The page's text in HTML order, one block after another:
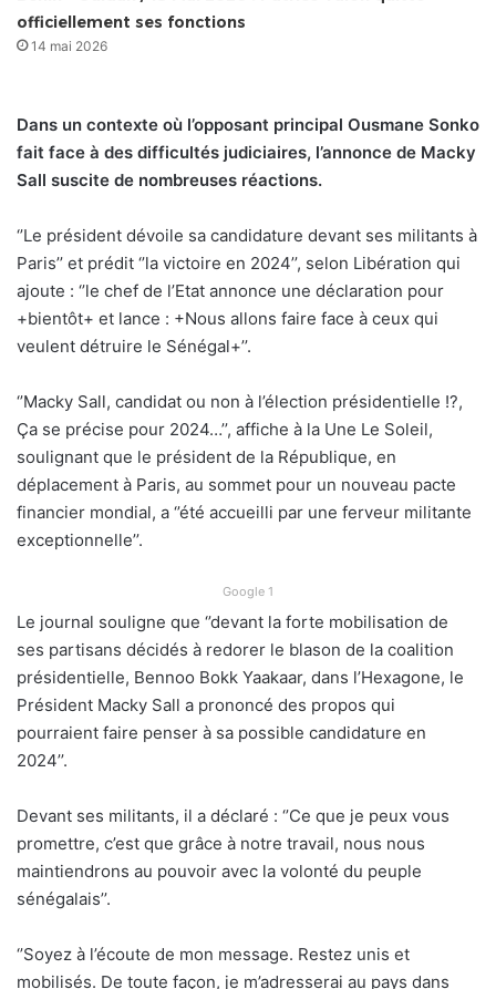
officiellement ses fonctions
14 mai 2026
Dans un contexte où l’opposant principal Ousmane Sonko
fait face à des difficultés judiciaires, l’annonce de Macky
Sall suscite de nombreuses réactions.
‘’Le président dévoile sa candidature devant ses militants à
Paris’’ et prédit ‘’la victoire en 2024’’, selon Libération qui
ajoute : ‘’le chef de l’Etat annonce une déclaration pour
+bientôt+ et lance : +Nous allons faire face à ceux qui
veulent détruire le Sénégal+’’.
‘’Macky Sall, candidat ou non à l’élection présidentielle !?,
Ça se précise pour 2024…’’, affiche à la Une Le Soleil,
soulignant que le président de la République, en
déplacement à Paris, au sommet pour un nouveau pacte
financier mondial, a ‘’été accueilli par une ferveur militante
exceptionnelle’’.
Google 1
Le journal souligne que ‘’devant la forte mobilisation de
ses partisans décidés à redorer le blason de la coalition
présidentielle, Bennoo Bokk Yaakaar, dans l’Hexagone, le
Président Macky Sall a prononcé des propos qui
pourraient faire penser à sa possible candidature en
2024’’.
Devant ses militants, il a déclaré : ‘’Ce que je peux vous
promettre, c’est que grâce à notre travail, nous nous
maintiendrons au pouvoir avec la volonté du peuple
sénégalais’’.
‘’Soyez à l’écoute de mon message. Restez unis et
mobilisés. De toute façon, je m’adresserai au pays dans